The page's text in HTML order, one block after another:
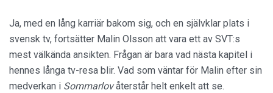
Ja, med en lång karriär bakom sig, och en självklar plats i
svensk tv, fortsätter Malin Olsson att vara ett av SVT:s
mest välkända ansikten. Frågan är bara vad nästa kapitel i
hennes långa tv-resa blir. Vad som väntar för Malin efter sin
medverkan i Sommarlovåterstår helt enkelt att se.